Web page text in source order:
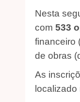
Nesta
com 533
financeiro
de obras
As